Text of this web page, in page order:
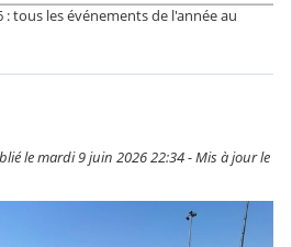
: tous les événements de l'année au
le mardi 9 juin 2026 22:34 - Mis à jour le